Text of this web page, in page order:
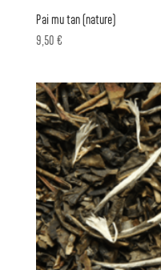
Pai mu tan (nature)
9,50 €